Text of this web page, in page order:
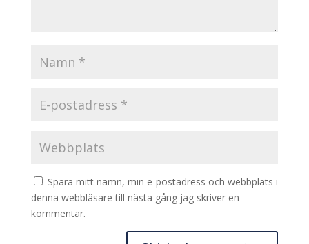
Spara mitt namn, min e-postadress och webbplats i
denna webbläsare till nästa gång jag skriver en
kommentar.